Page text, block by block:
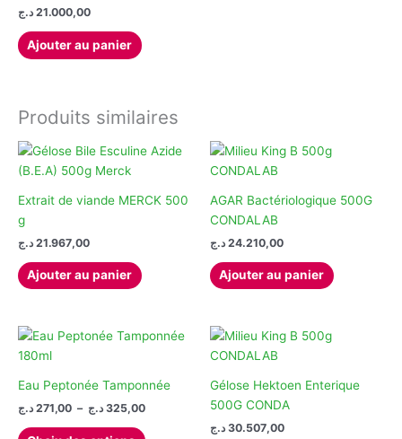
21.000,00 د.ج
Ajouter au panier
Produits similaires
Extrait de viande MERCK 500
g
21.967,00 د.ج
Ajouter au panier
AGAR Bactériologique 500G
CONDALAB
24.210,00 د.ج
Ajouter au panier
Eau Peptonée Tamponnée
271,00 د.ج – 325,00 د.ج
Plage
prix :
Gélose Hektoen Enterique
500G CONDA
30.507,00 د.ج